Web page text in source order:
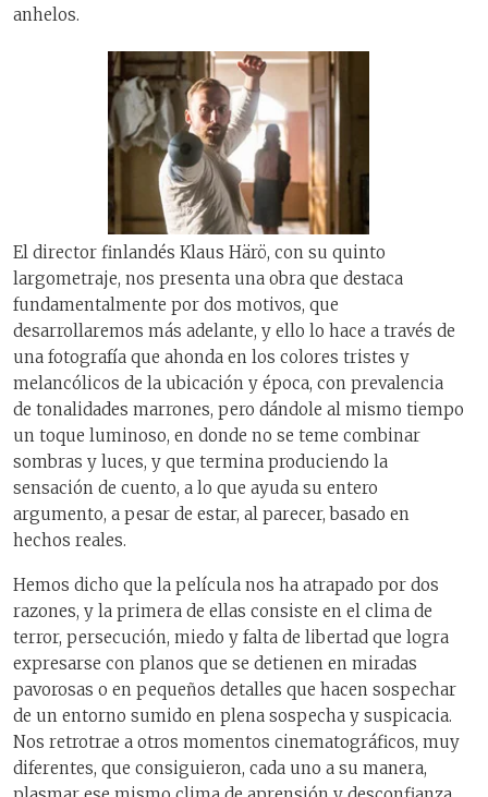
anhelos.
El director finlandés Klaus Härö, con su quinto
largometraje, nos presenta una obra que destaca
fundamentalmente por dos motivos, que
desarrollaremos más adelante, y ello lo hace a través de
una fotografía que ahonda en los colores tristes y
melancólicos de la ubicación y época, con prevalencia
de tonalidades marrones, pero dándole al mismo tiempo
un toque luminoso, en donde no se teme combinar
sombras y luces, y que termina produciendo la
sensación de cuento, a lo que ayuda su entero
argumento, a pesar de estar, al parecer, basado en
hechos reales.
Hemos dicho que la película nos ha atrapado por dos
razones, y la primera de ellas consiste en el clima de
terror, persecución, miedo y falta de libertad que logra
expresarse con planos que se detienen en miradas
pavorosas o en pequeños detalles que hacen sospechar
de un entorno sumido en plena sospecha y suspicacia.
Nos retrotrae a otros momentos cinematográficos, muy
diferentes, que consiguieron, cada uno a su manera,